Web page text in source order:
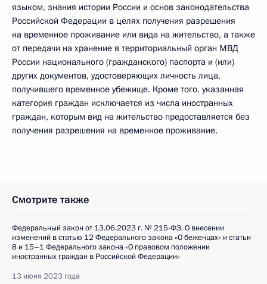
языком, знания истории России и основ законодательства
Российской Федерации в целях получения разрешения
на временное проживание или вида на жительство, а также
от передачи на хранение в территориальный орган МВД
России национального (гражданского) паспорта и (или)
других документов, удостоверяющих личность лица,
получившего временное убежище. Кроме того, указанная
категория граждан исключается из числа иностранных
граждан, которым вид на жительство предоставляется без
получения разрешения на временное проживание.
Смотрите также
Федеральный закон от 13.06.2023 г. № 215-ФЗ. О внесении
изменений в статью 12 Федерального закона «О беженцах» и статьи
8 и 15–1 Федерального закона «О правовом положении
иностранных граждан в Российской Федерации»
13 июня 2023 года